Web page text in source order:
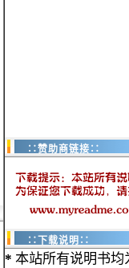
∷赞助商链接∷
∷下载说明∷
* 本站所有说明书均